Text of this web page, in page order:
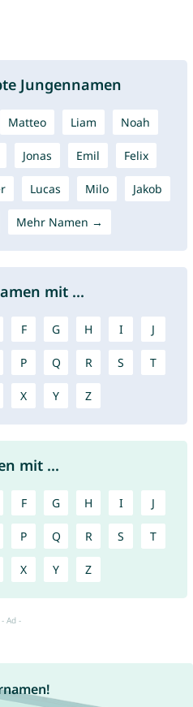
Jungennamen
Matteo Liam Noah
Jonas Emil Felix
Lucas Milo Jakob
Mehr Namen →
mit ...
F G H I J
P Q R S T
X Y Z
mit ...
F G H I J
P Q R S T
X Y Z